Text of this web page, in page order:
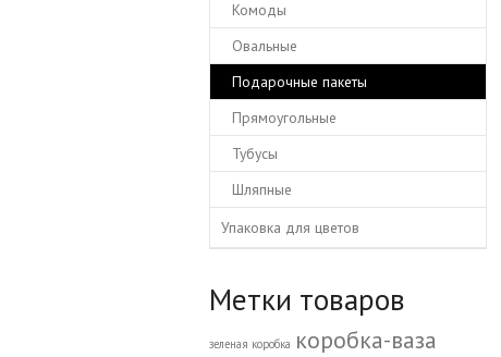
Комоды
Овальные
Подарочные пакеты
Прямоугольные
Тубусы
Шляпные
Упаковка для цветов
Метки товаров
зеленая коробка коробка-ваза